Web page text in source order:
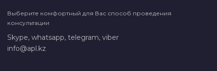
Выберите комфортный для Вас способ проведения
консультации
Skype, whatsapp, telegram, viber
info@apl.kz